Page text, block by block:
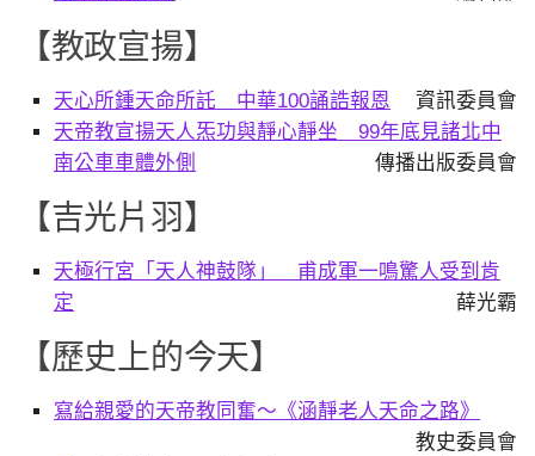
【教政宣揚】
天心所鍾天命所託 中華100誦誥報恩
資訊委員會
天帝教宣揚天人炁功與靜心靜坐 99年底見諸北中
南公車車體外側
傳播出版委員會
【吉光片羽】
天極行宮「天人神鼓隊」 甫成軍一鳴驚人受到肯
定
薛光霸
【歷史上的今天】
寫給親愛的天帝教同奮〜《涵靜老人天命之路》
教史委員會